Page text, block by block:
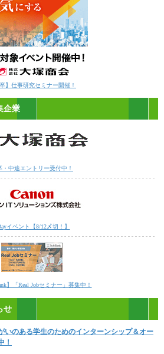
卒】仕事研究セミナー開催！
企業
・中途エントリー受付中！
イベント【8/12〆切！】
】「Real Jobセミナー」募集中！
せ
いのある学生のためのインターンシップ＆オー
！